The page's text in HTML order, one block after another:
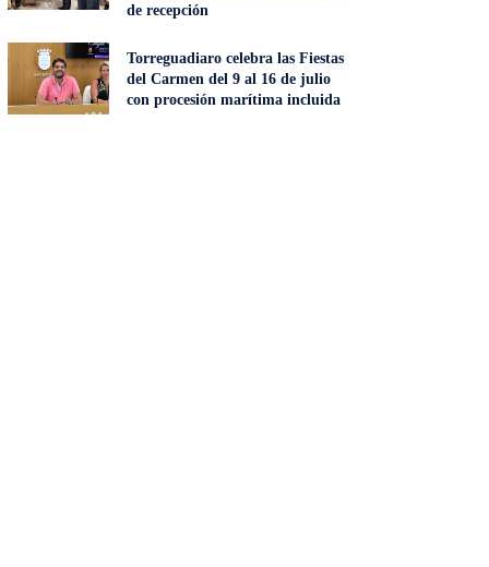
de recepción
Torreguadiaro celebra las Fiestas
del Carmen del 9 al 16 de julio
con procesión marítima incluida